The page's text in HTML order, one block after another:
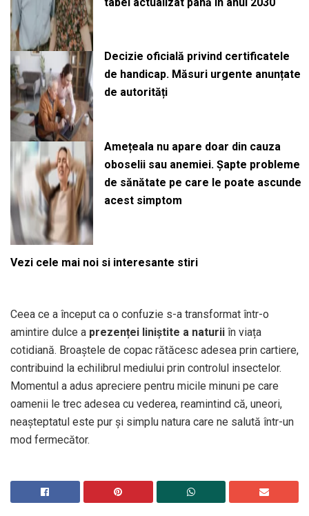
Decizie oficială privind certificatele
de handicap. Măsuri urgente anunțate
de autorități
Amețeala nu apare doar din cauza
oboselii sau anemiei. Șapte probleme
de sănătate pe care le poate ascunde
acest simptom
Vezi cele mai noi si interesante stiri
Ceea ce a început ca o confuzie s-a transformat într-o
amintire dulce a prezenței liniștite a naturii în viața
cotidiană. Broaștele de copac rătăcesc adesea prin cartiere,
contribuind la echilibrul mediului prin controlul insectelor.
Momentul a adus apreciere pentru micile minuni pe care
oamenii le trec adesea cu vederea, reamintind că, uneori,
neașteptatul este pur și simplu natura care ne salută într-un
mod fermecător.